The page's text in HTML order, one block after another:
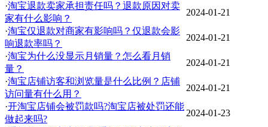
·淘宝退款卖家承担责任吗？退款原因对卖
家有什么影响？
2024-01-21
·淘宝仅退款对商家有影响吗？仅退款会影
响退款率吗？
2024-01-21
·淘宝为什么没显示月销量？怎么看月销
量？
2024-01-21
·淘宝店铺访客和浏览量是什么比例？店铺
访问量有什么用？
2024-01-21
·开淘宝店铺会被罚款吗?淘宝店被处罚还能
做起来吗?
2024-01-23